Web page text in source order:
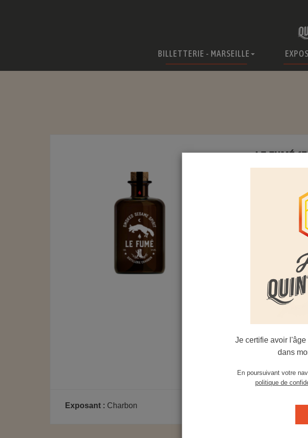
BILLETTERIE - MARSEILLE
LE FUMÉ
Un bel
Cette
Le sésame y
délicatement
Le Fumé est
goût de
Laissez
avant de
Exposant : Charbon
Je certifie avoir
dans
En poursuivant votre
politique de